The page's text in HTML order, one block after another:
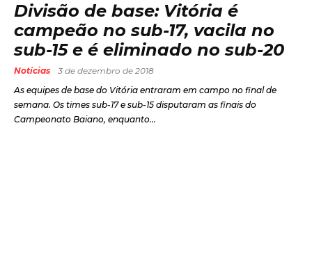
Divisão de base: Vitória é
campeão no sub-17, vacila no
sub-15 e é eliminado no sub-20
Notícias
3 de dezembro de 2018
As equipes de base do Vitória entraram em campo no final de
semana. Os times sub-17 e sub-15 disputaram as finais do
Campeonato Baiano, enquanto...